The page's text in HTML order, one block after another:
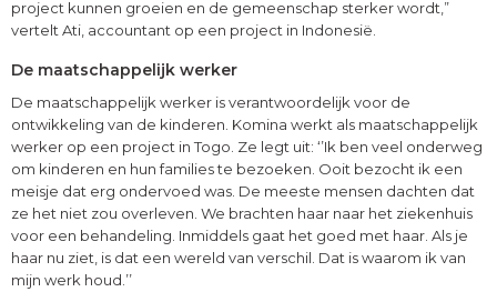
project kunnen groeien en de gemeenschap sterker wordt,”
vertelt Ati, accountant op een project in Indonesië.
De maatschappelijk werker
De maatschappelijk werker is verantwoordelijk voor de
ontwikkeling van de kinderen. Komina werkt als maatschappelijk
werker op een project in Togo. Ze legt uit: ‘’Ik ben veel onderweg
om kinderen en hun families te bezoeken. Ooit bezocht ik een
meisje dat erg ondervoed was. De meeste mensen dachten dat
ze het niet zou overleven. We brachten haar naar het ziekenhuis
voor een behandeling. Inmiddels gaat het goed met haar. Als je
haar nu ziet, is dat een wereld van verschil. Dat is waarom ik van
mijn werk houd.’’